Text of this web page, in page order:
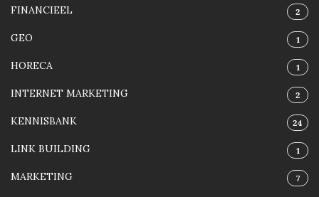
FINANCIEEL 2
GEO 1
HORECA 1
INTERNET MARKETING 2
KENNISBANK 24
LINK BUILDING 1
MARKETING 7